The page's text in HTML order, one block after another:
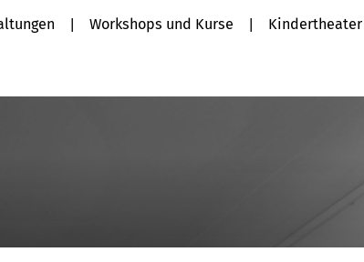
Workshops und Kurse Kindertheater